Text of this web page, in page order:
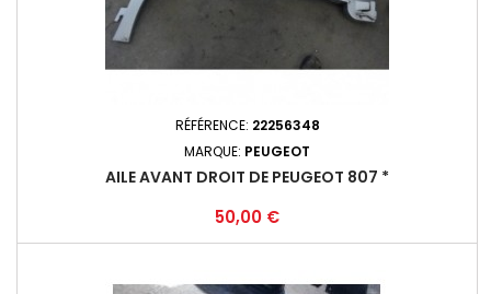
RÉFÉRENCE: 22256348
MARQUE: PEUGEOT
AILE AVANT DROIT DE PEUGEOT 807 *
Prix
50,00 €